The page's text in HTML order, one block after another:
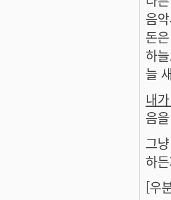
음
돈
하
늘
내
음
그
하
[우